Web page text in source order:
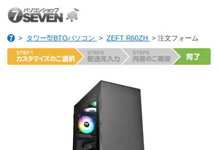
> タワー型BTOパソコン > ZEFT R60ZH > 注文フォーム